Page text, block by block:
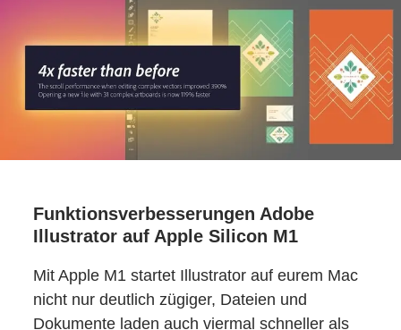
Funktionsverbesserungen Adobe
Illustrator auf Apple Silicon M1
Mit Apple M1 startet Illustrator auf eurem Mac
nicht nur deutlich zügiger, Dateien und
Dokumente laden auch viermal schneller als